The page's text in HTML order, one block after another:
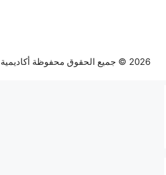
2026 © جميع الحقوق محفوظة أكاديمية نيرونت